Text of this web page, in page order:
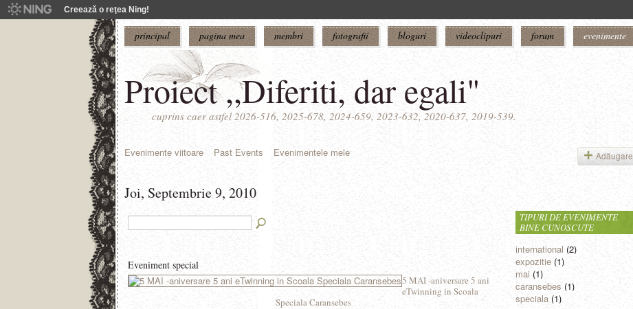
Creează o reţea Ning!
principal pagina mea membri fotografii bloguri videoclipuri forum evenimente
Proiect ,,Diferiti, dar egali"
cuprins caer astfel 2026-516, 2025-678, 2024-659, 2023-632, 2020-637, 2019-539.
Evenimente viitoare Past Events Evenimentele mele Adăugare
Joi, Septembrie 9, 2010
Eveniment special
5 MAI -aniversare 5 ani
eTwinning in Scoala
Speciala Caransebes
TIPURI DE EVENIMENTE
BINE CUNOSCUTE
international (2)
expozitie (1)
mai (1)
caransebes (1)
speciala (1)